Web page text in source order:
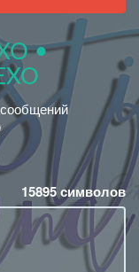
•
15895символов